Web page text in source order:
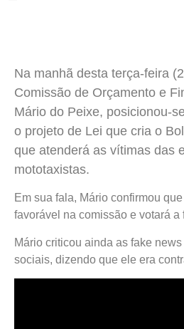
Na manhã desta terça-feira
Comissão de Orçamento e
Mário do Peixe, posicionou-
o projeto de Lei que cria o
que atenderá as vítimas das
mototaxistas.
Em sua fala, Mário confirmou
favorável na comissão e votará a
Mário criticou ainda as fake
sociais, dizendo que ele era